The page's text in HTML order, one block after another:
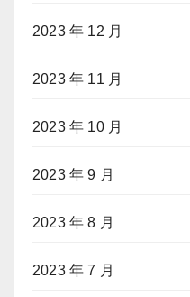
2023 年 12 月
2023 年 11 月
2023 年 10 月
2023 年 9 月
2023 年 8 月
2023 年 7 月